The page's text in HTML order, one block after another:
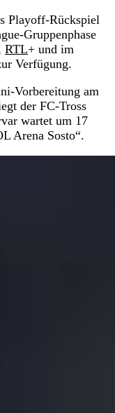
Playoff-Rückspiel
Gruppenphase
RTL+ und im
Verfügung.
Vorbereitung am
der FC-Tross
wartet um 17
Arena Sosto“.